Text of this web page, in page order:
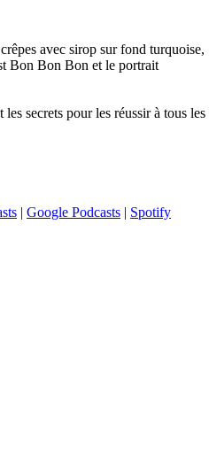
secrets pour les réussir à tous les
| Google Podcasts | Spotify